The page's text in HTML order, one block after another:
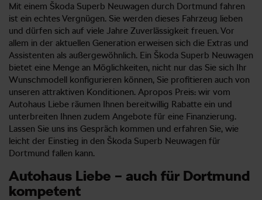
Mit einem Škoda Superb Neuwagen durch Dortmund fahren
ist ein echtes Vergnügen. Sie werden dieses Fahrzeug lieben
und dürfen sich auf viele Jahre Zuverlässigkeit freuen. Vor
allem in der aktuellen Generation erweisen sich die Extras und
Assistenten als außergewöhnlich. Ein Škoda Superb Neuwagen
bietet eine Menge an Möglichkeiten, nicht nur das Sie sich Ihr
Wunschmodell konfigurieren können, Sie profitieren auch von
unseren attraktiven Konditionen. Apropos Preis: wir vom
Autohaus Liebe räumen Ihnen bereitwillig Rabatte ein und
unterbreiten Ihnen zudem Angebote für eine Finanzierung.
Lassen Sie uns ins Gespräch kommen und erfahren Sie, wie
leicht der Einstieg in den Škoda Superb Neuwagen für
Dortmund fallen kann.
Autohaus Liebe – auch für Dortmund
kompetent